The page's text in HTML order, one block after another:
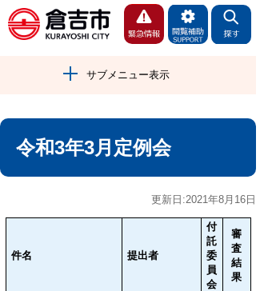
サブメニュー表示
令和3年3月定例会
更新日:2021年8月16日
件名 提出者
付
託
委
員
会
審
査
結
果